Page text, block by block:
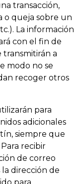
transacción,
o queja sobre un
La información
con el fin de
transmitirán a
modo no se
recoger otros
para
adicionales
siempre que
recibir
de correo
dirección de